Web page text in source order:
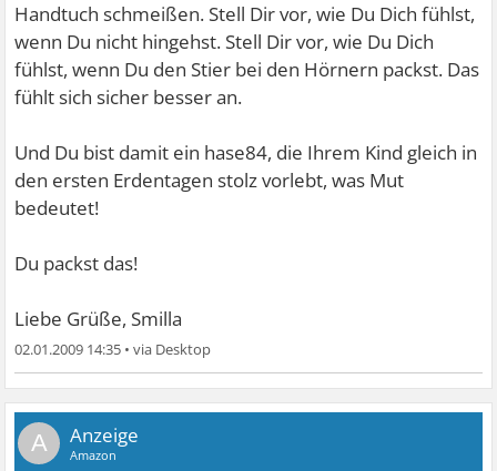
Handtuch schmeißen. Stell Dir vor, wie Du Dich fühlst,
wenn Du nicht hingehst. Stell Dir vor, wie Du Dich
fühlst, wenn Du den Stier bei den Hörnern packst. Das
fühlt sich sicher besser an.
Und Du bist damit ein hase84, die Ihrem Kind gleich in
den ersten Erdentagen stolz vorlebt, was Mut
bedeutet!
Du packst das!
Liebe Grüße, Smilla
02.01.2009 14:35 •
A